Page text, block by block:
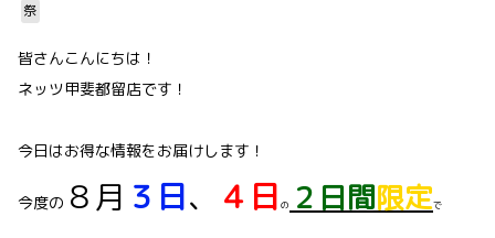
祭
皆さんこんにちは！
ネッツ甲斐都留店です！
今日はお得な情報をお届けします！
今度の ８月 ３日、 ４日 の ２日間限定で